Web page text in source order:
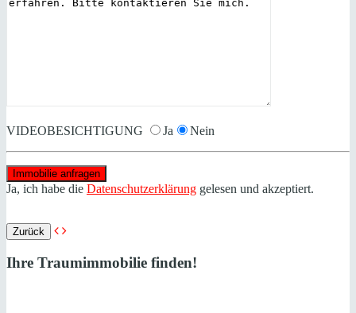
VIDEOBESICHTIGUNG Ja Nein
Ja, ich habe die Datenschutzerklärung gelesen und akzeptiert.
Zurück
Ihre Traumimmobilie finden!